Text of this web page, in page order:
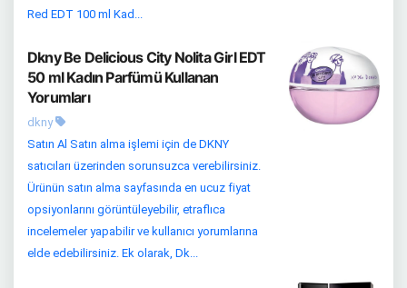
Red EDT 100 ml Kad...
Dkny Be Delicious City Nolita Girl EDT
50 ml Kadın Parfümü Kullanan
Yorumları
dkny
Satın Al Satın alma işlemi için de DKNY
satıcıları üzerinden sorunsuzca verebilirsiniz.
Ürünün satın alma sayfasında en ucuz fiyat
opsiyonlarını görüntüleyebilir, etraflıca
incelemeler yapabilir ve kullanıcı yorumlarına
elde edebilirsiniz. Ek olarak, Dk...